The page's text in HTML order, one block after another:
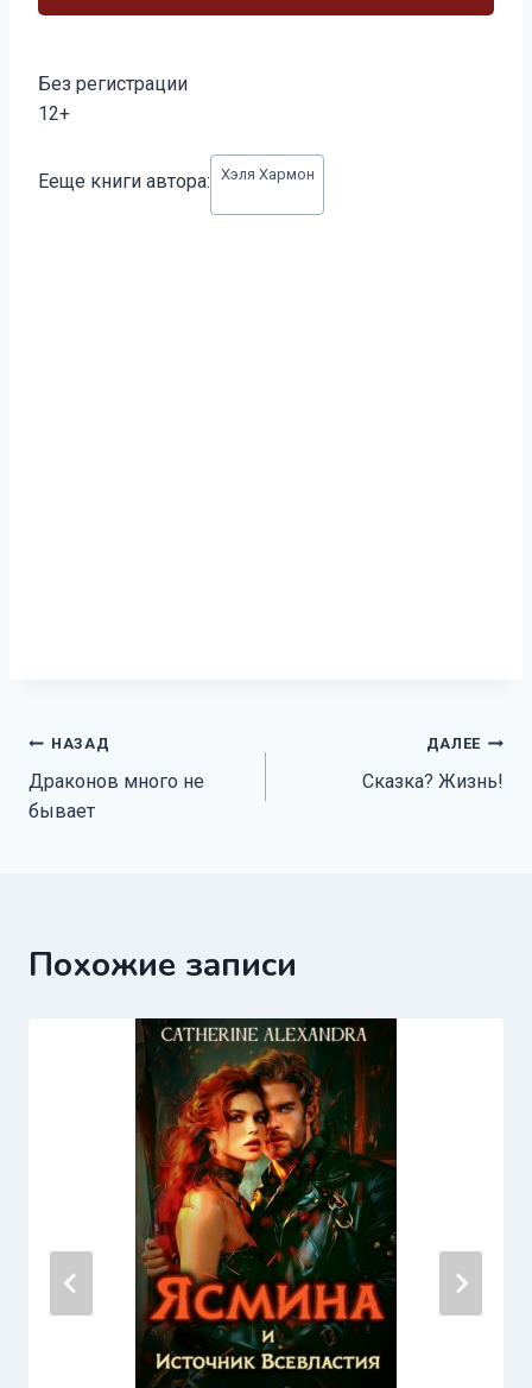
Без регистрации
12+
записи:
Ееще книги автора: Хэля Хармон
Навигация
по
НАЗАД
Драконов много не
бывает
ДАЛЕЕ
Сказка? Жизнь!
Похожие записи